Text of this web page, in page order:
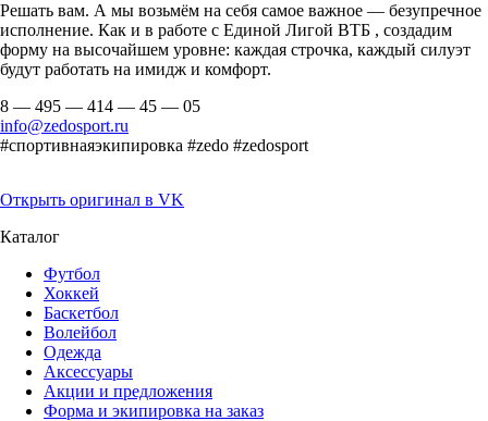
Решать вам. А мы возьмём на себя самое важное — безупречное
исполнение. Как и в работе с Единой Лигой ВТБ , создадим
форму на высочайшем уровне: каждая строчка, каждый силуэт
будут работать на имидж и комфорт.
8 — 495 — 414 — 45 — 05
info@zedosport.ru
#спортивнаяэкипировка #zedo #zedosport
Открыть оригинал в VK
Каталог
Футбол
Хоккей
Баскетбол
Волейбол
Одежда
Аксессуары
Акции и предложения
Форма и экипировка на заказ